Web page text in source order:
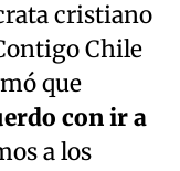
cristiano
Chile
que
con ir a
a los